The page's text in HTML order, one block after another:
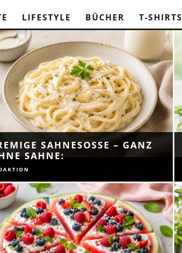
LIFESTYLE BÜCHER T-SHIRTS
SAHNESOSSE – GANZ O
SAHNE: